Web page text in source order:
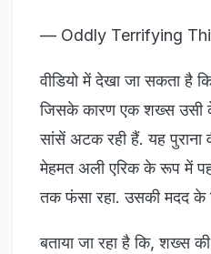
— Oddly Terrifying
वीडियो में देखा जा सकता है
जिसके कारण एक शख्स उसी के
सांसें अटक रही हैं. यह पुराना
मेहमत अली एरिक के रूप में
तक फंसा रहा. उसकी मदद
बताया जा रहा है कि, शख्स